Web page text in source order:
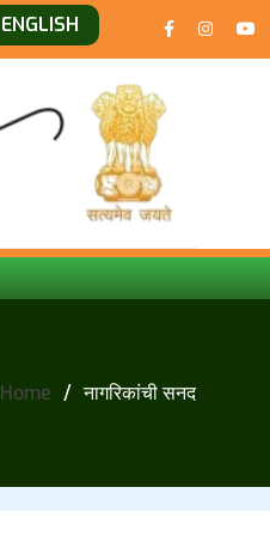
ENGLISH
Home नागरिकांची सनद